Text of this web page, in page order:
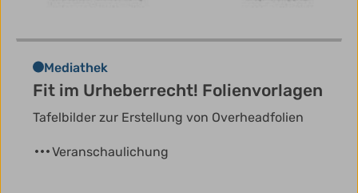
Mediathek
Fit im Urheberrecht! Folienvorlagen
Tafelbilder zur Erstellung von Overheadfolien
Veranschaulichung